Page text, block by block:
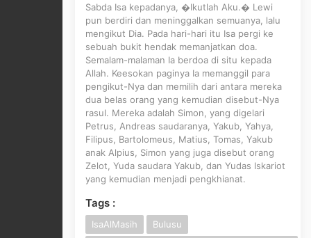
Sabda Isa kepadanya, �Ikutlah Aku.� Lewi
pun berdiri dan meninggalkan semuanya, lalu
mengikut Dia. Pada hari-hari itu Isa pergi ke
sebuah bukit hendak memanjatkan doa.
Semalam-malaman Ia berdoa di situ kepada
Allah. Keesokan paginya Ia memanggil para
pengikut-Nya dan memilih dari antara mereka
dua belas orang yang kemudian disebut-Nya
rasul. Mereka adalah Simon, yang digelari
Petrus, Andreas saudaranya, Yakub, Yahya,
Filipus, Bartolomeus, Matius, Tomas, Yakub
anak Alpius, Simon yang juga disebut orang
Zelot, Yuda saudara Yakub, dan Yudas Iskariot
yang kemudian menjadi pengkhianat.
Tags :
IsaAlMasih
Bulusu